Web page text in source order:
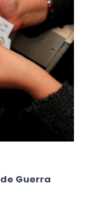
Guerra